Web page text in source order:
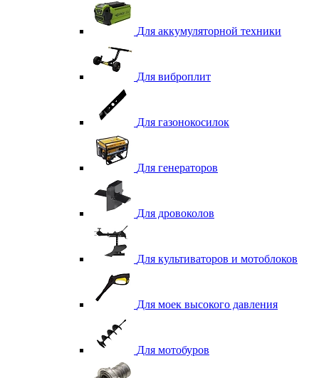
Для аккумуляторной техники
Для виброплит
Для газонокосилок
Для генераторов
Для дровоколов
Для культиваторов и мотоблоков
Для моек высокого давления
Для мотобуров